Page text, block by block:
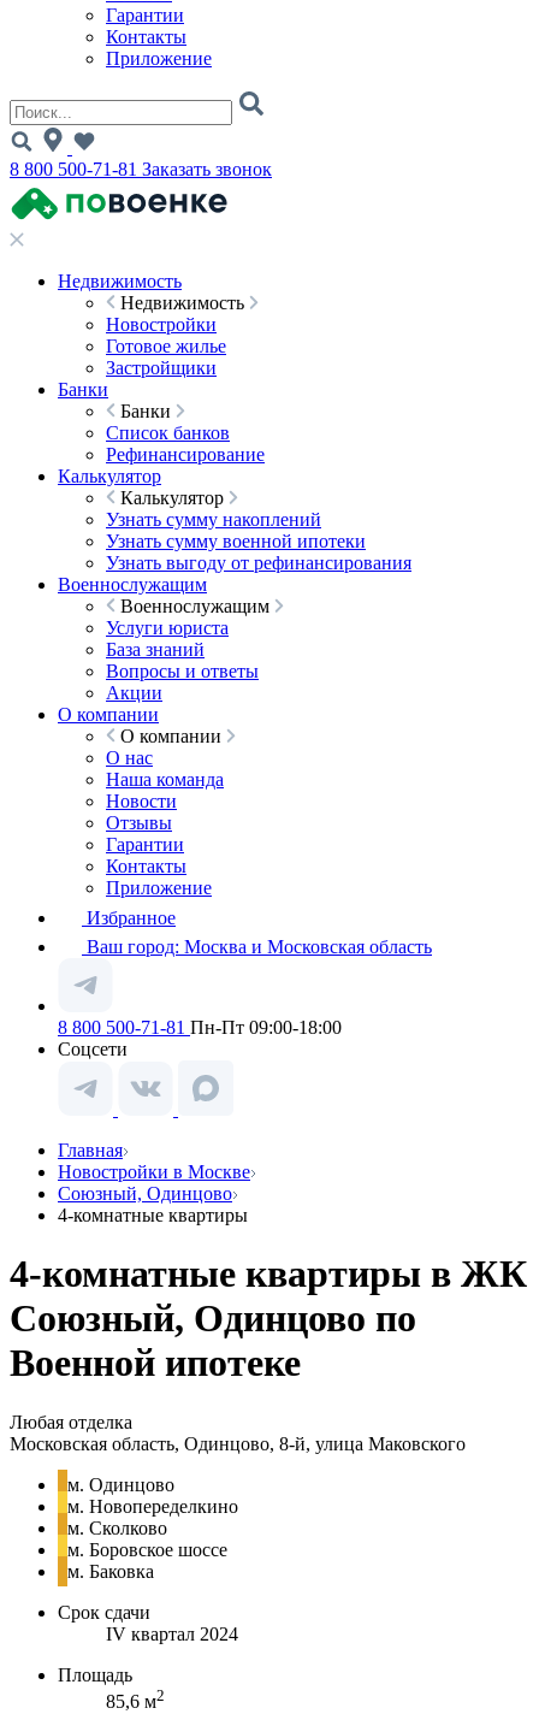
Гарантии
Контакты
Приложение
8 800 500-71-81 Заказать звонок
Недвижимость
Недвижимость
Новостройки
Готовое жилье
Застройщики
Банки
Банки
Список банков
Рефинансирование
Калькулятор
Калькулятор
Узнать сумму накоплений
Узнать сумму военной ипотеки
Узнать выгоду от рефинансирования
Военнослужащим
Военнослужащим
Услуги юриста
База знаний
Вопросы и ответы
Акции
О компании
О компании
О нас
Наша команда
Новости
Отзывы
Гарантии
Контакты
Приложение
Избранное
Ваш город: Москва и Московская область
8 800 500-71-81 Пн-Пт 09:00-18:00
Соцсети
Главная
Новостройки в Москве
Союзный, Одинцово
4-комнатные квартиры
4-комнатные квартиры в ЖК
Союзный, Одинцово по
Военной ипотеке
Любая отделка
Московская область, Одинцово, 8-й, улица Маковского
м. Одинцово
м. Новопеределкино
м. Сколково
м. Боровское шоссе
м. Баковка
Срок сдачи
IV квартал 2024
Площадь
85,6 м2